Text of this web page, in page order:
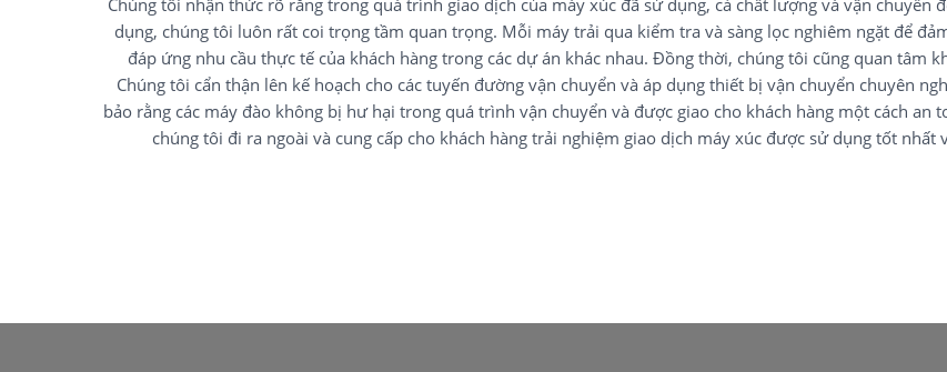
Chúng tôi nhận thức rõ rằng trong quá trình giao dịch của máy xúc đã sử dụng, cả chất lượng và vận chuyển
dụng, chúng tôi luôn rất coi trọng tầm quan trọng. Mỗi máy trải qua kiểm tra và sàng lọc nghiêm ngặt để
đáp ứng nhu cầu thực tế của khách hàng trong các dự án khác nhau. Đồng thời, chúng tôi cũng quan tâm
Chúng tôi cẩn thận lên kế hoạch cho các tuyến đường vận chuyển và áp dụng thiết bị vận chuyển chuyên
bảo rằng các máy đào không bị hư hại trong quá trình vận chuyển và được giao cho khách hàng một cách an
chúng tôi đi ra ngoài và cung cấp cho khách hàng trải nghiệm giao dịch máy xúc được sử dụng tốt